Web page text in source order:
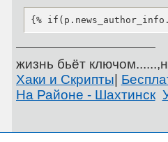
{%
жизнь бьёт
Хаки и Скрипты
На Районе - Шахтинск